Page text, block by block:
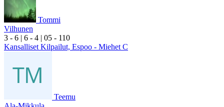
Tommi
Vilhunen
3 - 6 | 6 - 4 | 05 - 110
Kansalliset Kilpailut, Espoo - Miehet C
Teemu